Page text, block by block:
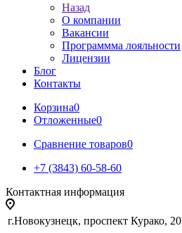
Назад
О компании
Вакансии
Программма лояльности
Лицензии
Блог
Контакты
Корзина0
Отложенные0
Сравнение товаров0
+7 (3843) 60-58-60
Контактная информация
г.Новокузнецк, проспект Курако, 20